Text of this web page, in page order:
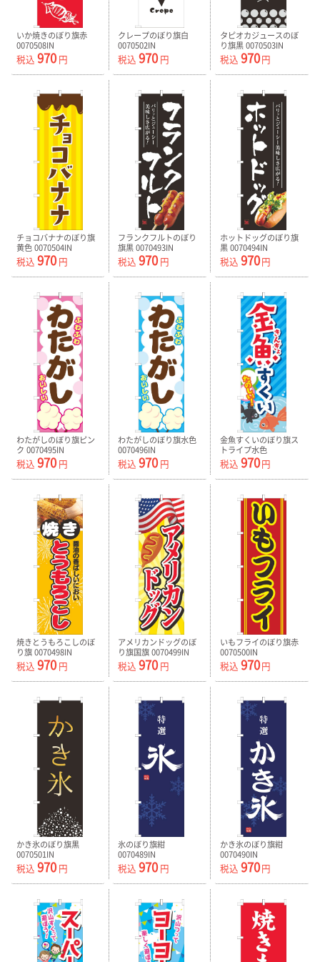
いか焼きのぼり旗赤
0070508IN
税込 970 円
クレープのぼり旗白
0070502IN
税込 970円
タピオカジュースのぼ
り旗黒 0070503IN
税込 970円
チョコバナナのぼり旗
黄色 0070504IN
税込 970 円
フランクフルトのぼり
旗黒 0070493IN
税込 970円
ホットドッグのぼり旗
黒 0070494IN
税込 970円
わたがしのぼり旗ピン
ク 0070495IN
税込 970 円
わたがしのぼり旗水色
0070496IN
税込 970円
金魚すくいのぼり旗ス
トライプ水色
0070497IN
税込 970円
焼きとうもろこしのぼ
り旗 0070498IN
税込 970 円
アメリカンドッグのぼ
り旗国旗 0070499IN
税込 970円
いもフライのぼり旗赤
0070500IN
税込 970円
かき氷のぼり旗黒
0070501IN
税込 970 円
氷のぼり旗紺
0070489IN
税込 970円
かき氷のぼり旗紺
0070490IN
税込 970円